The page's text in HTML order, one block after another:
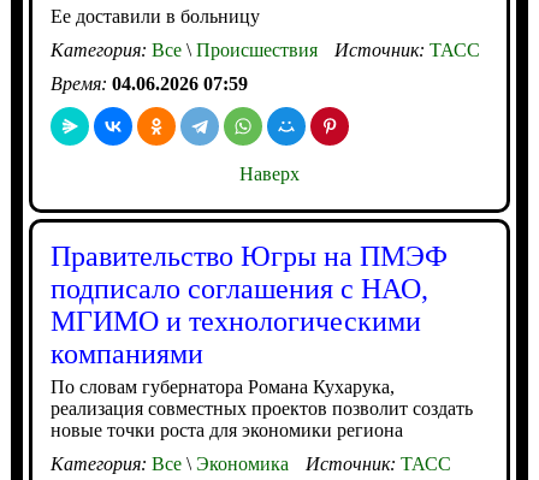
Ее доставили в больницу
Категория: Все\Происшествия Источник: ТАСС
Время: 04.06.2026 07:59
Наверх
Правительство Югры на ПМЭФ
подписало соглашения с НАО,
МГИМО и технологическими
компаниями
По словам губернатора Романа Кухарука,
реализация совместных проектов позволит создать
новые точки роста для экономики региона
Категория: Все\Экономика Источник: ТАСС